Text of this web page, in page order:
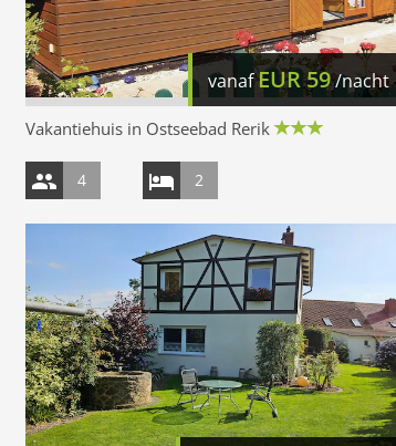
vanafEUR59/nacht
Vakantiehuis in Ostseebad Rerik
4 2